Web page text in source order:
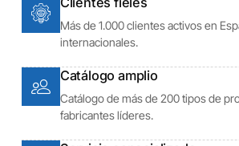
Más de 1.000 clientes activos en
internacionales.
Catálogo amplio
Catálogo de más de 200 tipos de
fabricantes líderes.